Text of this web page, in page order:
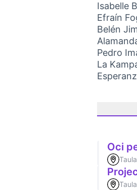
Isabelle
Efraín
Belén
Pedro
La
Oci